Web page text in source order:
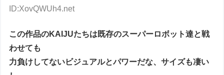
ID:XovQWUh4.net
この作品のKAIJUたちは既存のスーパーロボット達と戦
わせても
力負けしてないビジュアルとパワーだな、サイズも凄い